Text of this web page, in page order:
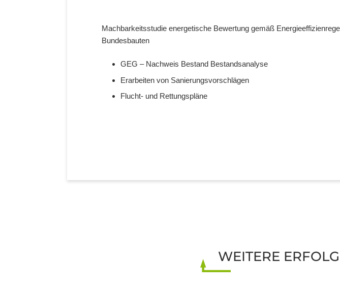
Machbarkeitsstudie energetische Bewertung gemäß
Bundesbauten
GEG – Nachweis Bestand Bestandsanalyse
Erarbeiten von Sanierungsvorschlägen
Flucht- und Rettungspläne
WEITERE